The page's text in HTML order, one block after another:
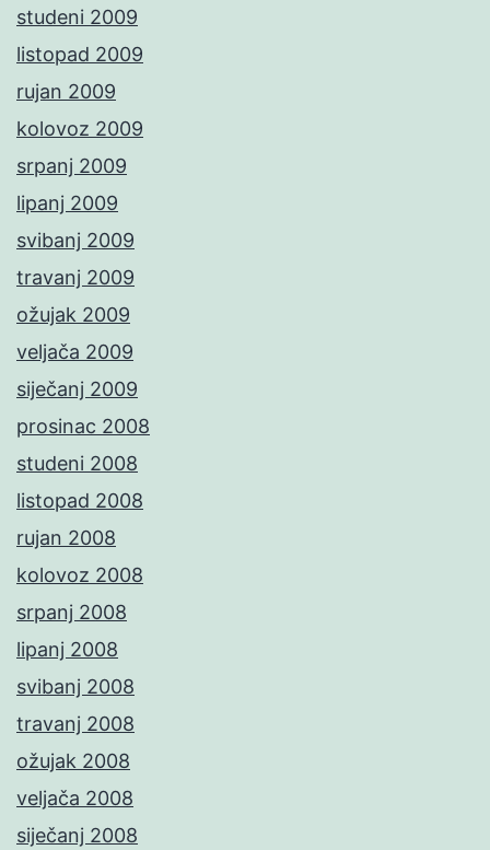
studeni 2009
listopad 2009
rujan 2009
kolovoz 2009
srpanj 2009
lipanj 2009
svibanj 2009
travanj 2009
ožujak 2009
veljača 2009
siječanj 2009
prosinac 2008
studeni 2008
listopad 2008
rujan 2008
kolovoz 2008
srpanj 2008
lipanj 2008
svibanj 2008
travanj 2008
ožujak 2008
veljača 2008
siječanj 2008